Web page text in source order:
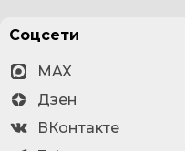
Соцсети
MAX
Дзен
ВКонтакте